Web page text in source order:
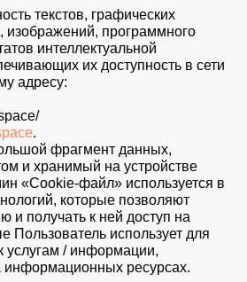
текстов, графических
изображений, программного
интеллектуальной
их доступность в сети
адресу:
.
фрагмент данных,
и хранимый на устройстве
«Cookie-файл» используется в
которые позволяют
и получать к ней доступ на
Пользователь использует для
услугам / информации,
ресурсах.